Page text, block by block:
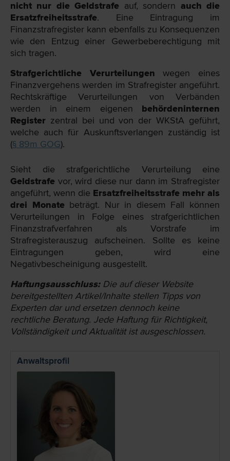
nicht nur die Geldstrafe auf, sondern auch die
Ersatzfreiheitsstrafe. Eine Eintragung im
Finanzstrafregister kann ebenfalls zu Konsequenzen
wie den Entzug einer Gewerbeberechtigung mit
sich tragen.
Strafgerichtliche Verurteilungen wegen eines
Finanzvergehens werden im Strafregister angeführt.
Rechtskräftige Verurteilungen von Verbänden
werden in einem eigenen behördeninternen
Register zentral bei und von der WKStA geführt,
welche auch für Auskunftsverlangen zuständig ist
(§ 89m GOG).
Sieht die strafgerichtliche Verurteilung eine
Geldstrafe vor, wird diese nur dann im Strafregister
angeführt, wenn die Ersatzfreiheitsstrafe mehr als
drei Monatebeträgt. Nur in diesem Fall können
Verurteilungen in Folge eines strafgerichtlichen
Finanzstrafverfahren als Vorstrafe im
Strafregisterauszug aufscheinen. Sollte es keine
Eintragungen geben, wird eine
Negativbescheinigung ausgestellt.
Haftungsausschluss: Die auf dieser Website
bereit­gestellten Artikel/Inhalte stellen Tipps von
Experten dar und ersetzen dennoch keine
rechtliche Beratung. Jede Haftung für Richtigkeit,
Vollständigkeit und Aktualität ist ausgeschlossen.
Anwaltsprofil